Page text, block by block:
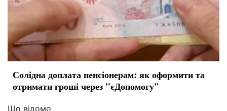
Солідна доплата пенсіонерам: як оформити та
отримати гроші через "єДопомогу"
Що відомо